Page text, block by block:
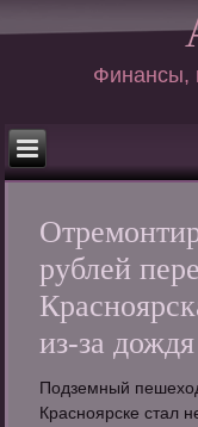
Финансы,
рублей
из-за дождя
Подземный
Красноярске стал